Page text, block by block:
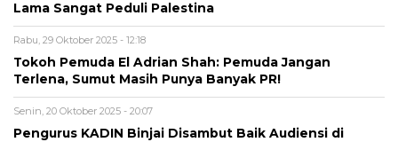
Lama Sangat Peduli Palestina
Rabu, 29 Oktober 2025 - 12:18
Tokoh Pemuda El Adrian Shah: Pemuda Jangan
Terlena, Sumut Masih Punya Banyak PR!
Senin, 20 Oktober 2025 - 20:07
Pengurus KADIN Binjai Disambut Baik Audiensi di